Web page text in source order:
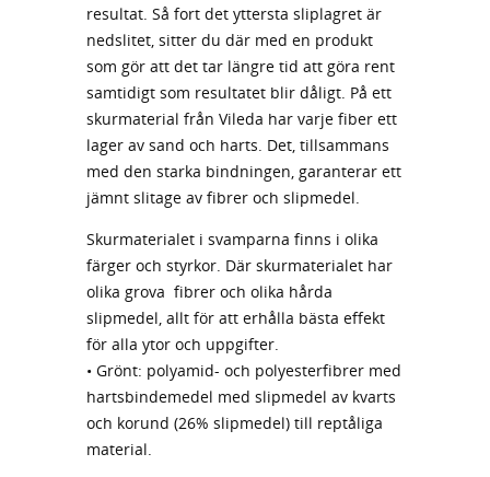
resultat. Så fort det yttersta sliplagret är
nedslitet, sitter du där med en produkt
som gör att det tar längre tid att göra rent
samtidigt som resultatet blir dåligt. På ett
skurmaterial från Vileda har varje fiber ett
lager av sand och harts. Det, tillsammans
med den starka bindningen, garanterar ett
jämnt slitage av fibrer och slipmedel.
Skurmaterialet i svamparna finns i olika
färger och styrkor. Där skurmaterialet har
olika grova fibrer och olika hårda
slipmedel, allt för att erhålla bästa effekt
för alla ytor och uppgifter.
• Grönt: polyamid- och polyesterfibrer med
hartsbindemedel med slipmedel av kvarts
och korund (26% slipmedel) till reptåliga
material.